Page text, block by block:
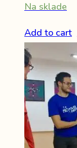
Na sklade
Add to cart